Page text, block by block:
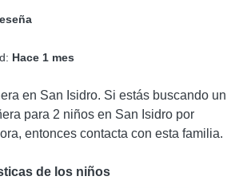
Hace 1 mes
en San Isidro. Si estás buscando un
para 2 niños en San Isidro por
entonces contacta con esta familia.
de los niños